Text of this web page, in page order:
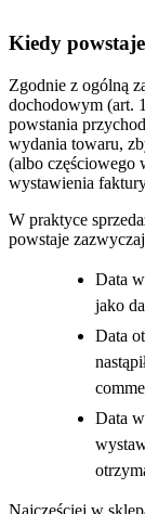
Kiedy
Zgodnie z ogólną
dochodowym (art.
powstania
wydania towaru,
(albo częściowego
wystawienia
W praktyce
powstaje
Data
jako
Data
Data
Najczęściej w